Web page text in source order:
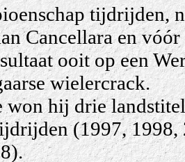
tijdrijden,
Cancellara en
ooit op een
wielercrack.
hij drie
(1997, 1998,